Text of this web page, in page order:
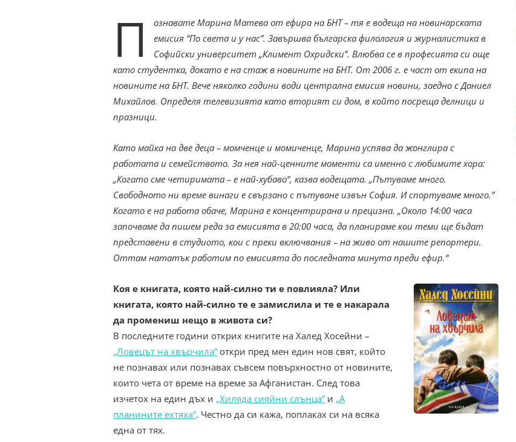
П
ознавате Марина Матева от ефира на БНТ – тя е водеща на новинарската
емисия “По света и у нас”. Завършва българска филология и журналистика в
Софийски университет „Климент Охридски”. Влюбва се в професията си още
като студентка, докато е на стаж в новините на БНТ. От 2006 г. е част от екипа на
новините на БНТ. Вече няколко години води централна емисия новини, заедно с Даниел
Михайлов. Определя телевизията като вторият си дом, в който посреща делници и
празници.
Като майка на две деца – момченце и момиченце, Марина успява да жонглира с
работата и семейството. За нея най-ценните моменти са именно с любимите хора:
„Когато сме четиримата – е най-хубаво“, казва водещата. „Пътуваме много.
Свободното ни време винаги е свързано с пътуване извън София. И спортуваме много.”
Когато е на работа обаче, Марина е концентрирана и прецизна. „Около 14:00 часа
започваме да пишем реда за емисията в 20:00 часа, да планираме кои теми ще бъдат
представени в студиото, кои с преки включвания – на живо от нашите репортери.
Оттам нататък работим по емисията до последната минута преди ефир.“
Коя е книгата, която най-силно ти е повлияла? Или
книгата, която най-силно те е замислила и те е накарала
да промениш нещо в живота си?
В последните години открих книгите на Халед Хосейни –
„Ловецът на хвърчила“ откри пред мен един нов свят, който
не познавах или познавах съвсем повърхностно от новините,
които чета от време на време за Афганистан. След това
изчетох на един дъх и „Хиляда сияйни слънца“ и „А
планините ехтяха“. Честно да си кажа, поплаках си на всяка
една от тях.